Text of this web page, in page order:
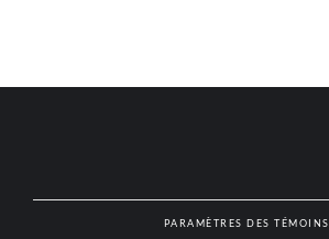
PARAMÈTRES DES TÉMOINS